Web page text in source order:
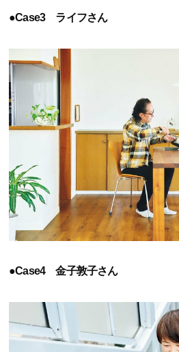
●Case3 ライフさん
●Case4 金子敦子さん